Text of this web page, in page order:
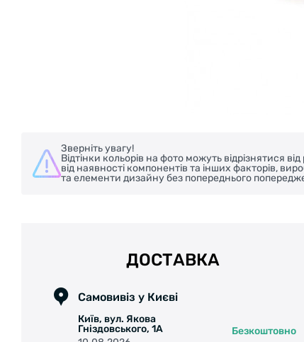
Зверніть увагу!
Відтінки кольорів на фото можуть відрізнятися
від наявності компонентів та інших факторів,
та елементи дизайну без попереднього
ДОСТАВКА
Самовивіз у Києві
Київ, вул. Якова
Гніздовського, 1А
Безкоштовно